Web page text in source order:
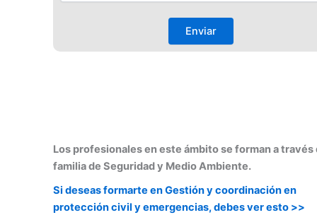
Los profesionales en este ámbito se forman a través
familia de Seguridad y Medio Ambiente.
Si deseas formarte en Gestión y coordinación en
protección civil y emergencias, debes ver esto >>